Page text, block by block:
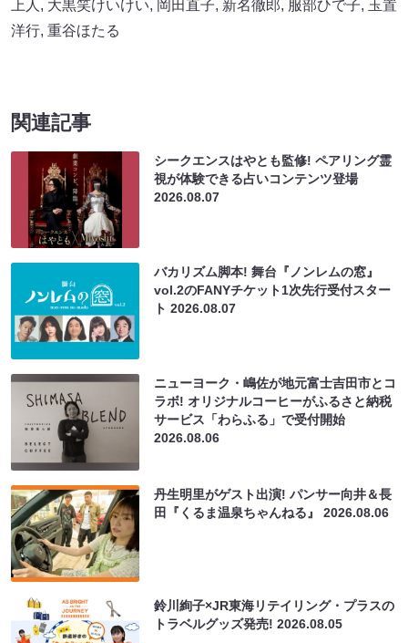
上人 , 大黒笑けいけい, 岡田直子, 新名徹郎, 服部ひで子, 玉置
洋行, 重谷ほたる
関連記事
シークエンスはやとも監修! ペアリング霊
視が体験できる占いコンテンツ登場
2026.08.07
バカリズム脚本! 舞台『ノンレムの窓』
vol.2のFANYチケット1次先行受付スター
ト2026.08.07
ニューヨーク・嶋佐が地元富士吉田市とコ
ラボ! オリジナルコーヒーがふるさと納税
サービス「わらふる」で受付開始
2026.08.06
丹生明里がゲスト出演! パンサー向井＆長
田『くるま温泉ちゃんねる』2026.08.06
鈴川絢子×JR東海リテイリング・プラスの
トラベルグッズ発売!2026.08.05